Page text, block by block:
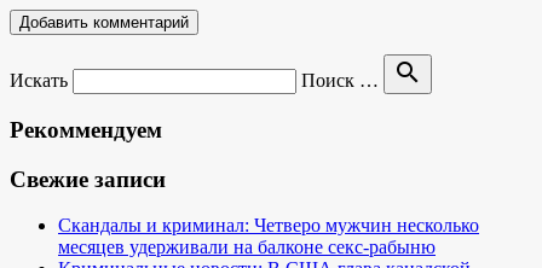
Искать Поиск … search
Рекоммендуем
Свежие записи
Скандалы и криминал: Четверо мужчин несколько
месяцев удерживали на балконе секс-рабыню